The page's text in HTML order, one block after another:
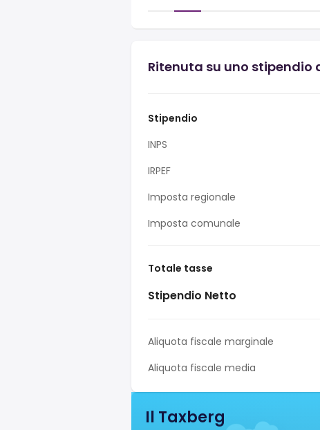
Ritenuta su uno stipendio
Stipendio
INPS
IRPEF
Imposta regionale
Imposta comunale
Totale tasse
Stipendio Netto
Aliquota fiscale marginale
Aliquota fiscale media
Il Taxberg